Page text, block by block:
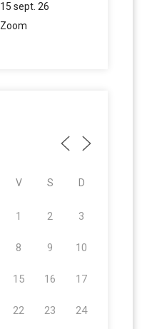
15 sept. 26
Zoom
V S D
1 2 3
8 9 10
15 16 17
22 23 24